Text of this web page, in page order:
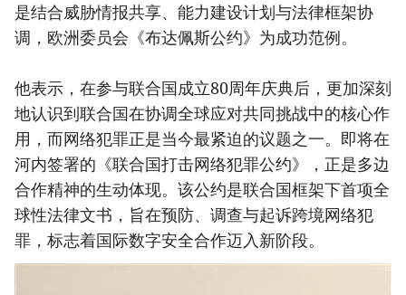
是结合威胁情报共享、能力建设计划与法律框架协
调，欧洲委员会《布达佩斯公约》为成功范例。
他表示，在参与联合国成立80周年庆典后，更加深刻
地认识到联合国在协调全球应对共同挑战中的核心作
用，而网络犯罪正是当今最紧迫的议题之一。即将在
河内签署的《联合国打击网络犯罪公约》，正是多边
合作精神的生动体现。该公约是联合国框架下首项全
球性法律文书，旨在预防、调查与起诉跨境网络犯
罪，标志着国际数字安全合作迈入新阶段。